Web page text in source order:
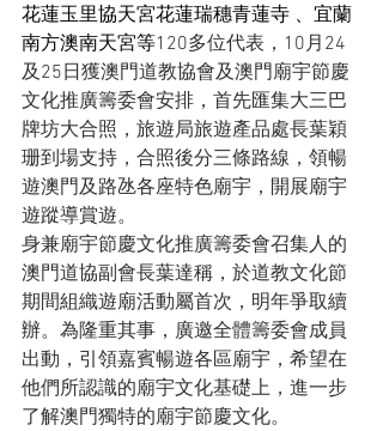
花蓮玉里協天宮花蓮瑞穗青蓮寺 、 宜蘭
南方澳南天宮等120多位代表，10月24
及25日獲澳門道教協會及澳門廟宇節慶
文化推廣籌委會安排，首先匯集大三巴
牌坊大合照，旅遊局旅遊產品處長葉穎
珊到場支持，合照後分三條路線，領暢
遊澳門及路氹各座特色廟宇，開展廟宇
遊蹤導賞遊。
身兼廟宇節慶文化推廣籌委會召集人的
澳門道協副會長葉達稱，於道教文化節
期間組織遊廟活動屬首次，明年爭取續
辦。為隆重其事，廣邀全體籌委會成員
出動，引領嘉賓暢遊各區廟宇，希望在
他們所認識的廟宇文化基礎上，進一步
了解澳門獨特的廟宇節慶文化。